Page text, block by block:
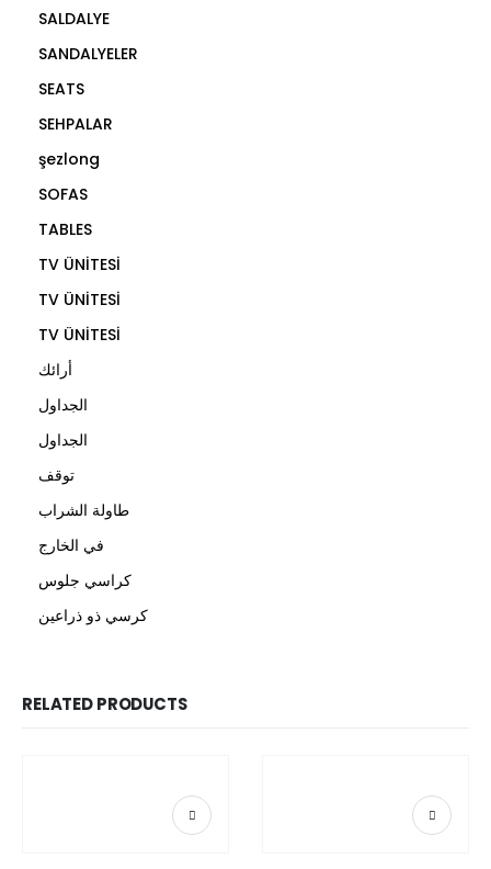
SALDALYE
SANDALYELER
SEATS
SEHPALAR
şezlong
SOFAS
TABLES
TV ÜNİTESİ
TV ÜNİTESİ
TV ÜNİTESİ
أرائك
الجداول
الجداول
توقف
طاولة الشراب
في الخارج
كراسي جلوس
كرسي ذو ذراعين
RELATED PRODUCTS